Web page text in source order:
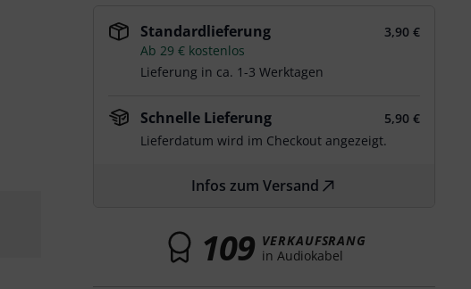
Standardlieferung
3,90 €
Ab 29 € kostenlos
Lieferung in ca. 1-3 Werktagen
Schnelle Lieferung
5,90 €
Lieferdatum wird im Checkout angezeigt.
Infos zum Versand
109 VERKAUFSRANG
in Audiokabel